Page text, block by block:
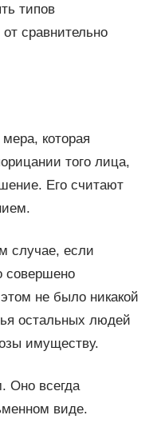
типов
сравнительно
которая
того лица,
Его считают
случае, если
совершено
не было никакой
остальных людей
имуществу.
Оно всегда
виде.